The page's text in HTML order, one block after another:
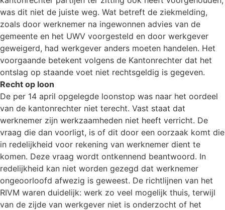
was dit niet de juiste weg. Wat betreft de ziekmelding,
zoals door werknemer na ingewonnen advies van de
gemeente en het UWV voorgesteld en door werkgever
geweigerd, had werkgever anders moeten handelen. Het
voorgaande betekent volgens de Kantonrechter dat het
ontslag op staande voet niet rechtsgeldig is gegeven.
Recht op loon
De per 14 april opgelegde loonstop was naar het oordeel
van de kantonrechter niet terecht. Vast staat dat
werknemer zijn werkzaamheden niet heeft verricht. De
vraag die dan voorligt, is of dit door een oorzaak komt die
in redelijkheid voor rekening van werknemer dient te
komen. Deze vraag wordt ontkennend beantwoord. In
redelijkheid kan niet worden gezegd dat werknemer
ongeoorloofd afwezig is geweest. De richtlijnen van het
RIVM waren duidelijk: werk zo veel mogelijk thuis, terwijl
van de zijde van werkgever niet is onderzocht of het